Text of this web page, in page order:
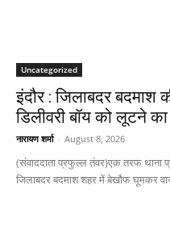
Uncategorized
इंदौर : जिलाबदर बदमाश
डिलीवरी बॉय को लूटने
नारायण शर्मा - August 8, 2026
(संवाददाता प्रफुल्ल तंवर)एक तरफ थाना
जिलाबदर बदमाश शहर में बेखौफ घूमकर